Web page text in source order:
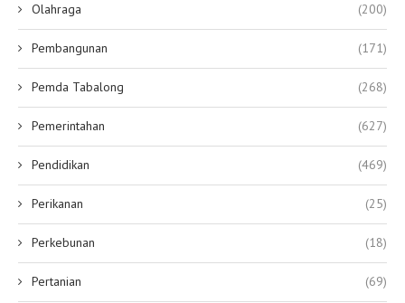
Olahraga (200)
Pembangunan (171)
Pemda Tabalong (268)
Pemerintahan (627)
Pendidikan (469)
Perikanan (25)
Perkebunan (18)
Pertanian (69)